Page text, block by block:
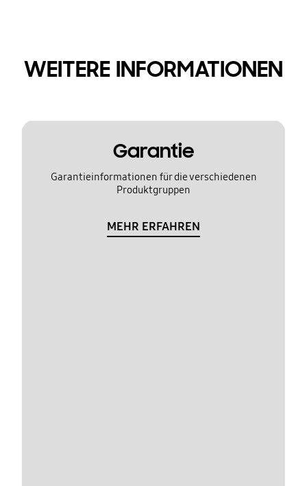
WEITERE INFORMATIONEN
Garantie
Garantieinformationen für die verschiedenen
Produktgruppen
MEHR ERFAHREN